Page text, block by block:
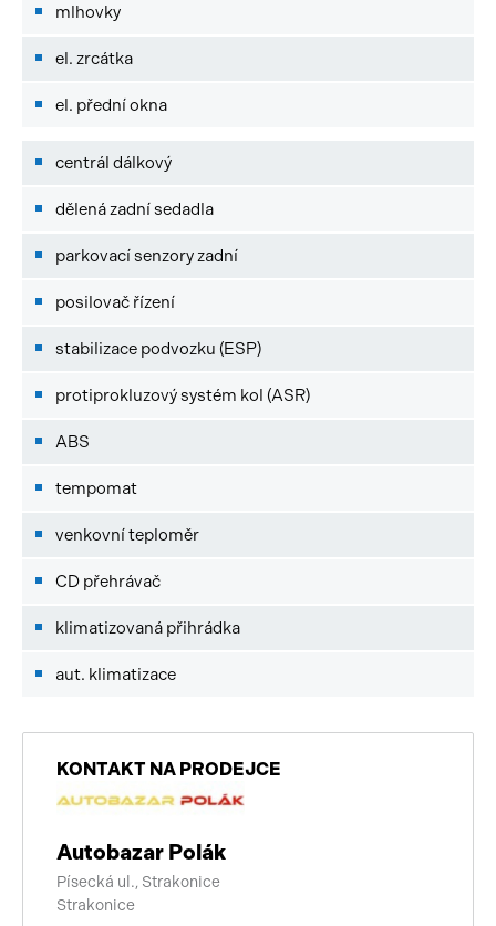
mlhovky
el. zrcátka
el. přední okna
centrál dálkový
dělená zadní sedadla
parkovací senzory zadní
posilovač řízení
stabilizace podvozku (ESP)
protiprokluzový systém kol (ASR)
ABS
tempomat
venkovní teploměr
CD přehrávač
klimatizovaná přihrádka
aut. klimatizace
KONTAKT NA PRODEJCE
Autobazar Polák
Písecká ul., Strakonice
Strakonice